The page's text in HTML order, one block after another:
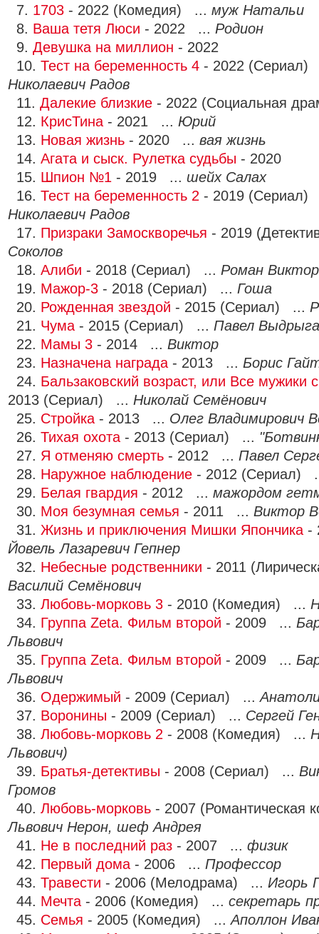
7. 1703 - 2022 (Комедия) ... муж Натальи
8. Ваша тетя Люси - 2022 ... Родион
9. Девушка на миллион - 2022
10. Тест на беременность 4 - 2022
Николаевич Радов
11. Далекие близкие - 2022 (Социальная
12. КрисТина - 2021 ... Юрий
13. Новая жизнь - 2020 ... вая жизнь
14. Агата и сыск. Рулетка судьбы - 2020
15. Шпион №1 - 2019 ... шейх Салах
16. Тест на беременность 2 - 2019
Николаевич Радов
17. Призраки Замоскворечья - 2019
Соколов
18. Алиби - 2018 (Сериал) ... Роман
19. Мажор-3 - 2018 (Сериал) ... Гоша
20. Рожденная звездой - 2015 (Сериал) ...
21. Чума - 2015 (Сериал) ... Павел
22. Мамы 3 - 2014 ... Виктор
23. Назначена награда - 2013 ... Борис
24. Бальзаковский возраст, или Все мужики
2013 (Сериал) ... Николай Семёнович
25. Стройка - 2013 ... Олег Владимирович
26. Тихая охота - 2013 (Сериал) ...
27. Я отменяю смерть - 2012 ... Павел
28. Наружное наблюдение - 2012 (Сериал)
29. Белая гвардия - 2012 ... мажордом
30. Моя безумная семья - 2011 ... Виктор
31. Жизнь и приключения Мишки Япончика -
Йовель Лазаревич Гепнер
32. Небесные родственники - 2011
Василий Семёнович
33. Любовь-морковь 3 - 2010 (Комедия) ...
34. Группа Zetа. Фильм второй - 2009 ...
Львович
35. Группа Zeta. Фильм второй - 2009 ...
Львович
36. Одержимый - 2009 (Сериал) ...
37. Воронины - 2009 (Сериал) ... Сергей
38. Любовь-морковь 2 - 2008 (Комедия) ...
Львович)
39. Братья-детективы - 2008 (Сериал) ...
Громов
40. Любовь-морковь - 2007
Львович Нерон, шеф Андрея
41. Не в последний раз - 2007 ... физик
42. Первый дома - 2006 ... Профессор
43. Травести - 2006 (Мелодрама) ... Игорь
44. Мечта - 2006 (Комедия) ... секретарь
45. Семья - 2005 (Комедия) ...Аполлон